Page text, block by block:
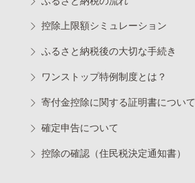
控除上限額シミュレーション
ふるさと納税後の大切な手続き
ワンストップ特例制度とは？
寄付金控除に関する証明書について
確定申告について
控除の確認（住民税決定通知書）